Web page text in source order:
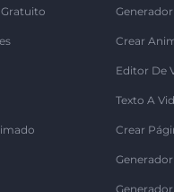
Crear
Editor De
Texto A
Crear